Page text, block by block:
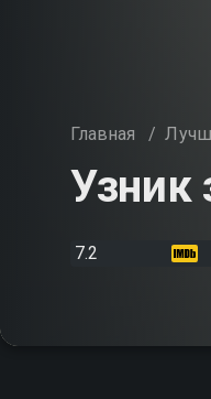
Главная /
Узник
7.2